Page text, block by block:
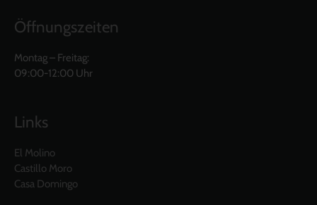
Öffnungszeiten
Montag – Freitag:
09:00-12:00 Uhr
Links
El Molino
Castillo Moro
Casa Domingo